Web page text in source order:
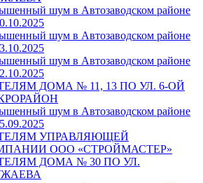
шум в Автозаводском районе
шум в Автозаводском районе
шум в Автозаводском районе
ДОМА № 11, 13 ПО УЛ. 6-ОЙ
шум в Автозаводском районе
УПРАВЛЯЮЩЕЙ
ООО «СТРОЙМАСТЕР»
ДОМА № 30 ПО УЛ.